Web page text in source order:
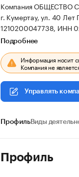
Компания ОБЩЕСТВО С
г. Кумертау, ул. 40 Лет
1210200047738, ИНН
Подробнее
Информация носит
Компания не
Управлять
ПрофильВиды
Профиль